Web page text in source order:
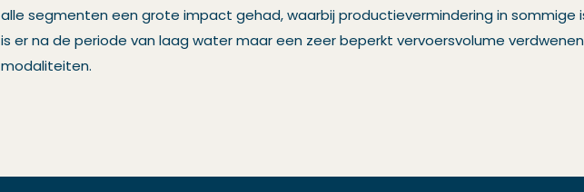
alle segmenten een grote impact gehad, waarbij productievermindering in sommige
is er na de periode van laag water maar een zeer beperkt vervoersvolume
modaliteiten.